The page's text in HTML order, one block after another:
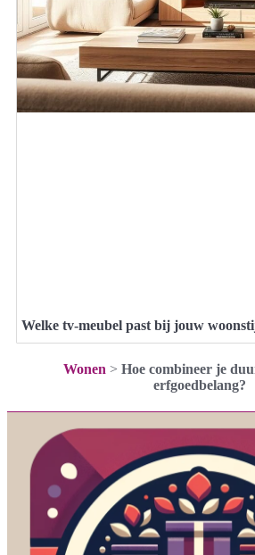
Welke tv-meubel past bij jouw
Wonen > Hoe combineer je
erfgoedbelang?